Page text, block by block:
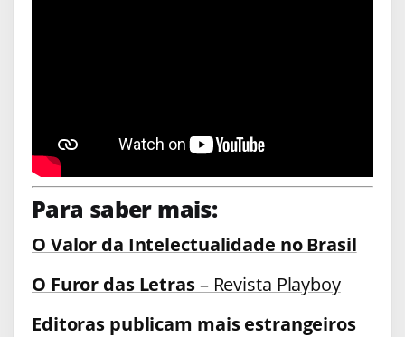
Para saber mais:
O Valor da Intelectualidade no Brasil
O Furor das Letras– Revista Playboy
Editoras publicam mais estrangeiros